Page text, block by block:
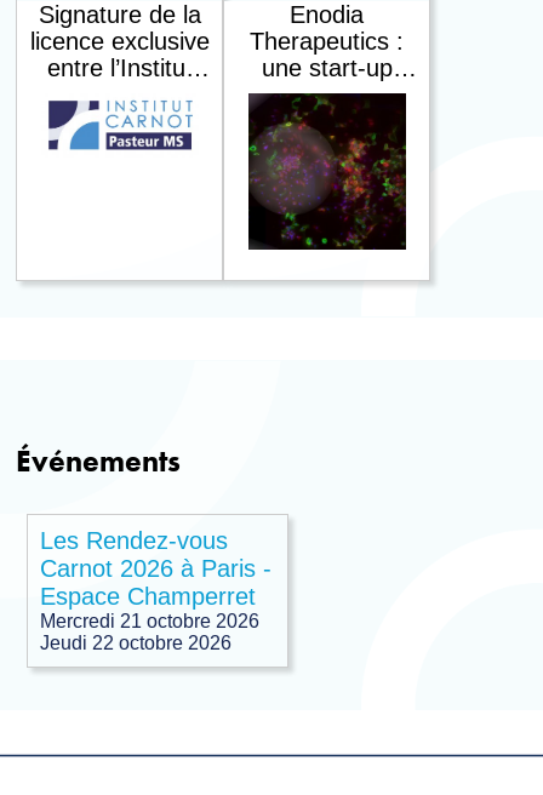
Signature de la
licence exclusive
entre l’Institut
Pasteur et ABL
Diagnostics
Enodia
Therapeutics :
une start-up
issue du Carnot
Pasteur MS
pour
révolutionner les
traitements
contre le cancer
et les maladies
inflammatoires
Événements
Les Rendez-vous
Carnot 2026 à Paris -
Espace Champerret
Mercredi 21 octobre 2026
Jeudi 22 octobre 2026